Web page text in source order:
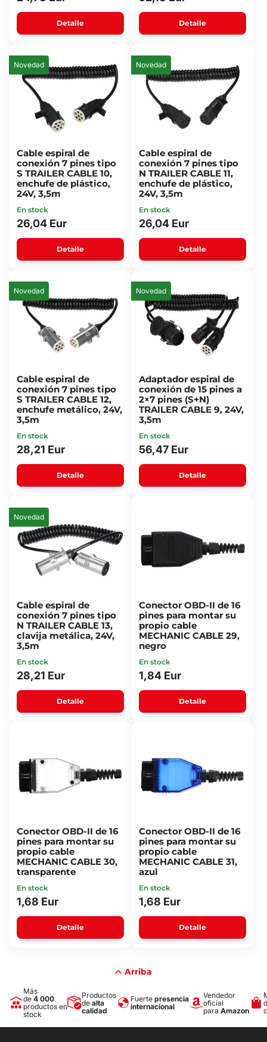
Detalle Detalle
Novedad
Cable espiral de
conexión 7 pines tipo
S TRAILER CABLE 10,
enchufe de plástico,
24V, 3,5m
En stock
26,04 Eur
Detalle
Novedad
Cable espiral de
conexión 7 pines tipo
N TRAILER CABLE 11,
enchufe de plástico,
24V, 3,5m
En stock
26,04 Eur
Detalle
Novedad
Cable espiral de
conexión 7 pines tipo
S TRAILER CABLE 12,
enchufe metálico, 24V,
3,5m
En stock
28,21 Eur
Detalle
Novedad
Adaptador espiral de
conexión de 15 pines a
2×7 pines (S+N)
TRAILER CABLE 9, 24V,
3,5m
En stock
56,47 Eur
Detalle
Novedad
Cable espiral de
conexión 7 pines tipo
N TRAILER CABLE 13,
clavija metálica, 24V,
3,5m
En stock
28,21 Eur
Detalle
Conector OBD-II de 16
pines para montar su
propio cable
MECHANIC CABLE 29,
negro
En stock
1,84 Eur
Detalle
Conector OBD-II de 16
pines para montar su
propio cable
MECHANIC CABLE 30,
transparente
En stock
1,68 Eur
Detalle
Conector OBD-II de 16
pines para montar su
propio cable
MECHANIC CABLE 31,
azul
En stock
1,68 Eur
Detalle
Arriba
Más
de 4 000
productos en
stock
Productos
de alta
calidad
Fuerte presencia
internacional
Vendedor
oficial
para Amazon